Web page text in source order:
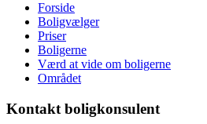
Forside
Boligvælger
Priser
Boligerne
Værd at vide om boligerne
Området
Kontakt boligkonsulent